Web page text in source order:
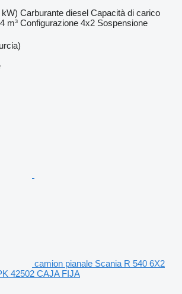
Carburante diesel Capacità di carico
m³ Configurazione 4x2 Sospensione
camion pianale Scania R 540 6X2
42502 CAJA FIJA